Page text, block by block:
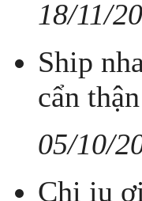
18/11/
Ship
cẩn
05/10/
Chi ịu